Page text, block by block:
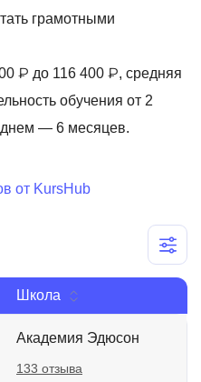
грамотными
₽ до 116 400 ₽, средняя
обучения от 2
— 6 месяцев.
от KursHub
Школа
Академия Эдюсон
133 отзыва